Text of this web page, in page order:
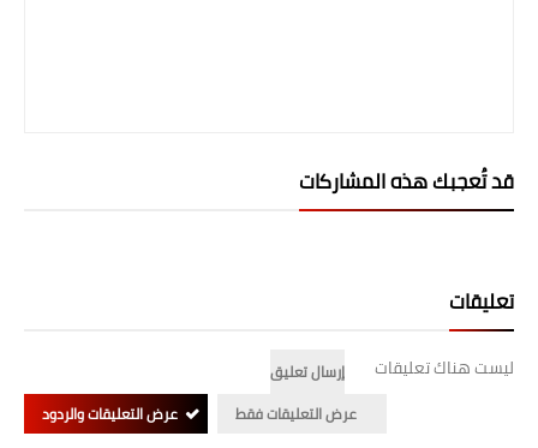
قد تُعجبك هذه المشاركات
تعليقات
ليست هناك تعليقات
إرسال تعليق
عرض التعليقات فقط
عرض التعليقات والردود